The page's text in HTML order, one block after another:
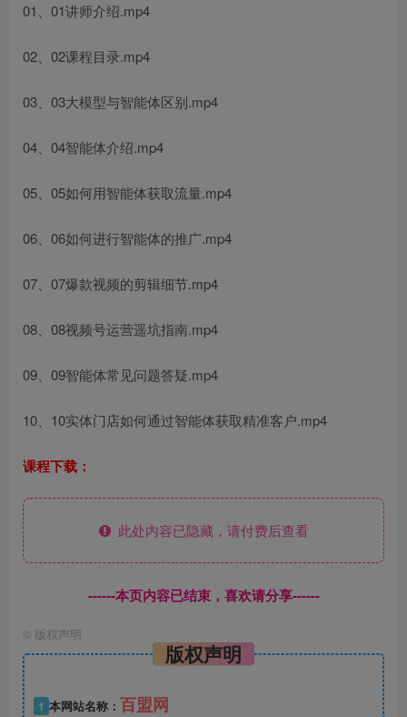
01、01讲师介绍.mp4
02、02课程目录.mp4
03、03大模型与智能体区别.mp4
04、04智能体介绍.mp4
05、05如何用智能体获取流量.mp4
06、06如何进行智能体的推广.mp4
07、07爆款视频的剪辑细节.mp4
08、08视频号运营遥坑指南.mp4
09、09智能体常见问题答疑.mp4
10、10实体门店如何通过智能体获取精准客户.mp4
课程下载：
此处内容已隐藏，请付费后查看
------本页内容已结束，喜欢请分享------
© 版权声明
版权声明
1 本网站名称： 百盟网